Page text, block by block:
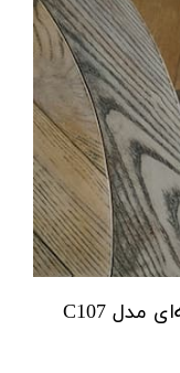
صندلی چوب روس با روکش پارچه‌ای مدل C107